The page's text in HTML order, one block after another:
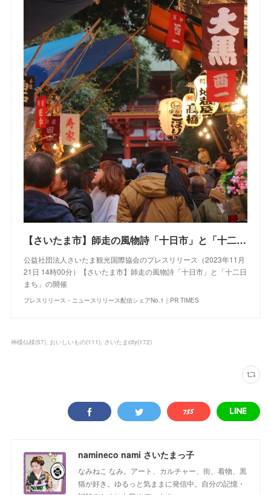
【さいたま市】師走の風物詩「十日市」と「十二日まち」の開催
公益社団法人さいたま観光国際協会のプレスリリース（2023年11月
21日 14時00分）【さいたま市】師走の風物詩「十日市」と「十二日
まち」の開催
プレスリリース・ニュースリリース配信シェアNo.1｜PR TIMES
神様仏様(57) おいしいもの(111) さいたまcity(172)
namineco nami さいたまっ子
なみねこ なみ。アート、カルチャー、街、着物、黒
猫が好き。ゆるっと気ままに発信中。自分の記憶・